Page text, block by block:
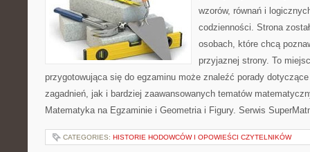
wzorów, równań i
codzienności. Strona
osobach, które chcą
przyjaznej strony. To
przygotowująca się do egzaminu może znaleźć porady
zagadnień, jak i bardziej zaawansowanych tematów
Matematyka na Egzaminie i Geometria i Figury. Serwis
CATEGORIES: HISTORIE HODOWCÓW I OPOWIEŚCI CZYTELNIKÓW